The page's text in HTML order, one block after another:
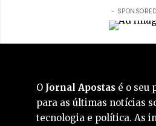
-
O Jornal Apostas é o seu
para as últimas notícias
tecnologia e política. As